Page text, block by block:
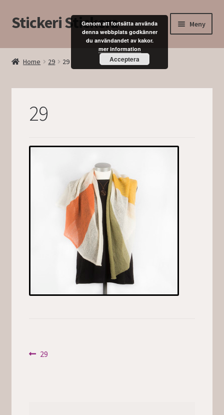
Hoppa
till
Hoppa
till
Stickeri Stickera Meny
Hem
Home 29 29
29
Inläggsnavigering
Föregående
29
Genom att fortsätta använda
denna webbplats godkänner
du användandet av kakor.
mer information
Acceptera